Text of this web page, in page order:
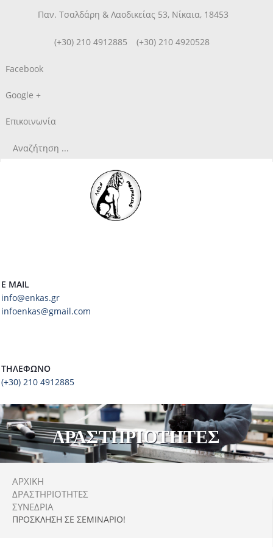
Παν. Τσαλδάρη & Λαοδικείας 53, Νίκαια, 18453
(+30) 210 4912885 (+30) 210 4920528
Facebook
Google +
Επικοινωνία
E MAIL
info@enkas.gr
infoenkas@gmail.com
ΤΗΛΈΦΩΝΟ
(+30) 210 4912885
ΔΡΑΣΤΗΡΙΟΤΗΤΕΣ
ΑΡΧΙΚΗ
ΔΡΑΣΤΗΡΙΌΤΗΤΕΣ
ΣΥΝΈΔΡΙΑ
ΠΡΌΣΚΛΗΣΗ ΣΕ ΣΕΜΙΝΆΡΙΟ!